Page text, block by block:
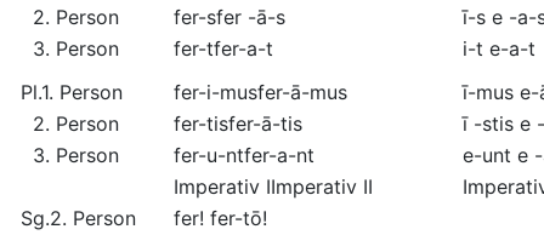
2. Person
fer-sfer -ā-s ī-s e -a-
3. Person
fer-tfer-a-t i-t e-a-t
Pl.1. Person fer-i-musfer-ā-mus ī-mus e-
2. Person
fer-tisfer-ā-tis ī -stis e
3. Person
fer-u-ntfer-a-nt e-unt e
Imperativ IImperativ II
Sg.2. Person fer! fer-tō!